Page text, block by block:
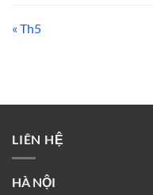
« Th5
LIÊN HỆ
HÀ NỘI